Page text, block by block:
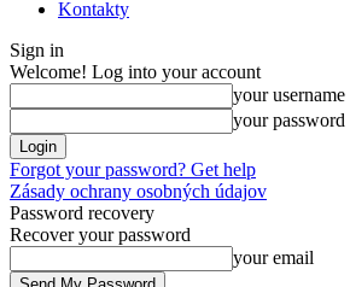
Kontakty
Sign in
Welcome! Log into your account
your username
your password
Forgot your password? Get help
Zásady ochrany osobných údajov
Password recovery
Recover your password
your email